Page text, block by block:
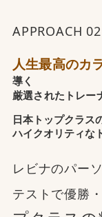
APPROACH 02
人生最高のカ
導く
厳選されたトレー
日本トップクラス
ハイクオリティな
レビナのパー
テストで優勝